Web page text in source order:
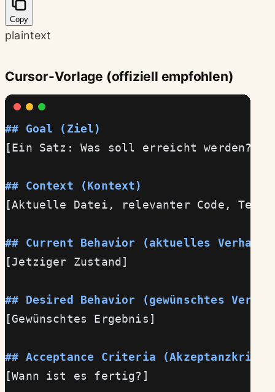
Copy
plaintext
Cursor-Vorlage (offiziell empfohlen)
## Goal (Ziel)
[Ein Satz: Was soll erreicht werden?]
## Context (Kontext)
[Aktuelle Datei, relevanter Code, Tech-
## Current Behavior (aktuelles
[Jetziger Zustand]
## Desired Behavior (gewünschtes
[Gewünschtes Ergebnis]
## Acceptance Criteria
[Wann ist es fertig?]